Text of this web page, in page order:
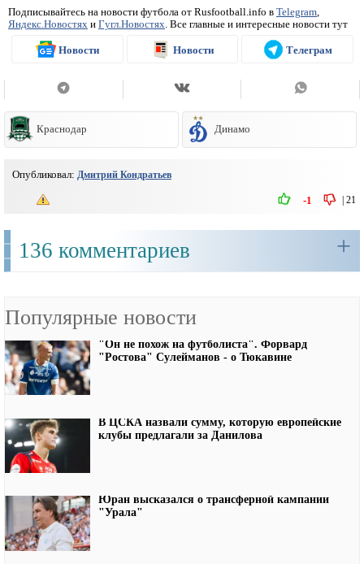
Подписывайтесь на новости футбола от Rusfootball.info в Telegram,
Яндекс.Новостях и Гугл.Новостях. Все главные и интересные новости тут
Новости Новости Телеграм
Краснодар Динамо
Опубликовал: Дмитрий Кондратьев
21
-1
136 комментариев +
Популярные новости
"Он не похож на футболиста". Форвард
"Ростова" Сулейманов - о Тюкавине
В ЦСКА назвали сумму, которую европейские
клубы предлагали за Данилова
Юран высказался о трансферной кампании
"Урала"